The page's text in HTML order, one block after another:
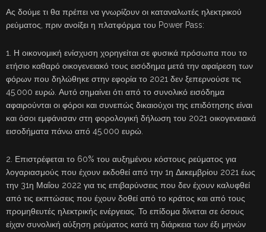
Ας δούμε τι θα πρέπει να γνωρίζουν οι καταναλωτές ηλεκτρικού
ρεύματος, πριν ανοίξει η πλατφόρμα του Power Pass:
1. Η οικονομική ενίσχυση χορηγείται σε φυσικά πρόσωπα που το
ετήσιο καθαρό οικογενειακό τους εισόδημα μετά την αφαίρεση των
φόρων που δηλώθηκε στην εφορία το 2021 δεν ξεπερνούσε τις
45.000 ευρώ. Αυτό σημαίνει ότι από το συνολικό εισόδημα
αφαιρούνται οι φόροι και συνεπώς δικαιούχοι της επιδότησης είναι
και όσοι εμφάνισαν στη φορολογική δήλωση του 2021 οικογενειακά
εισοδήματα πάνω από 45.000 ευρώ.
2. Επιστρέφεται το 60% του αυξημένου κόστους ρεύματος για
λογαριασμούς που έχουν εκδοθεί από την 1η Δεκεμβρίου 2021 έως
την 31η Μαΐου 2022 για τις επιβαρύνσεις που δεν έχουν καλυφθεί
από τις εκπτώσεις που έχουν δοθεί από το κράτος και από τους
προμηθευτές ηλεκτρικής ενέργειας. Το επίδομα δίνεται σε όσους
είχαν συνολική αύξηση ρεύματος κατά τη διάρκεια των έξι μηνών